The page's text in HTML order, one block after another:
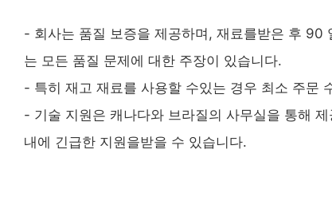
- 회사는 품질 보증을 제공하며, 재료를받은 후 90
는 모든 품질 문제에 대한 주장이 있습니다.
- 특히 재고 재료를 사용할 수있는 경우 최소 주문
- 기술 지원은 캐나다와 브라질의 사무실을 통해
내에 긴급한 지원을받을 수 있습니다.